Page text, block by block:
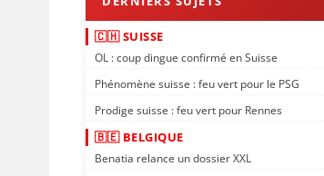
🇨🇭 SUISSE
OL : coup dingue confirmé en Suisse
Phénomène suisse : feu vert pour le PSG
Prodige suisse : feu vert pour Rennes
🇧🇪 BELGIQUE
Benatia relance un dossier XXL